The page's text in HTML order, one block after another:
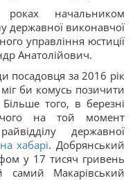
начальником
державної виконавчої
управління юстиції
Анатолійович.
посадовця за 2016 рік
би комусь позичити
того, в березні
на той момент
державної
хабарі. Добрянський
у 17 тисяч гривень
Макарівський